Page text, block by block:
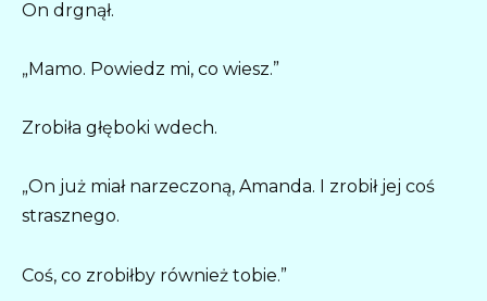
On drgnął.
„Mamo. Powiedz mi, co wiesz.”
Zrobiła głęboki wdech.
„On już miał narzeczoną, Amanda. I zrobił jej coś
strasznego.
Coś, co zrobiłby również tobie.”